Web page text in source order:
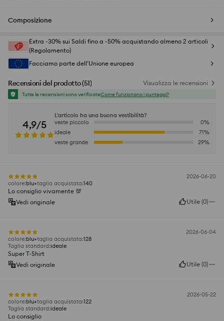
Composizione
Extra -30% sui Saldi fino a -50% acquistando almeno 2 articoli
(Regolamento)
Facciamo parte dell'Unione europea
Recensioni del prodotto(51) Visualizza le recensioni
Tutte le recensioni sono verificateCome funzionano i punteggi?
4,9/5
L'articolo ha una buona vestibilità?
veste piccolo
0%
ideale
71%
veste grande
29%
2026-06-20
colore:blu taglia acquistata:140
Lo consiglio vivamente 💯
Vedi originale
Utile (0)
2026-06-04
colore:blu taglia acquistata:128
Taglia standard:ideale
Super T-Shirt
Vedi originale
Utile (0)
2026-05-22
colore:blu taglia acquistata:122
Taglia standard:ideale
Lo consiglio